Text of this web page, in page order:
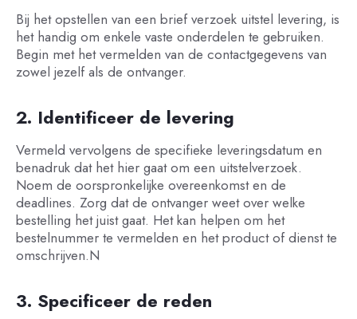
Bij het opstellen van een brief verzoek uitstel levering, is
het handig om enkele vaste onderdelen te gebruiken.
Begin met het vermelden van de contactgegevens van
zowel jezelf als de ontvanger.
2. Identificeer de levering
Vermeld vervolgens de specifieke leveringsdatum en
benadruk dat het hier gaat om een uitstelverzoek.
Noem de oorspronkelijke overeenkomst en de
deadlines. Zorg dat de ontvanger weet over welke
bestelling het juist gaat. Het kan helpen om het
bestelnummer te vermelden en het product of dienst te
omschrijven.N
3. Specificeer de reden